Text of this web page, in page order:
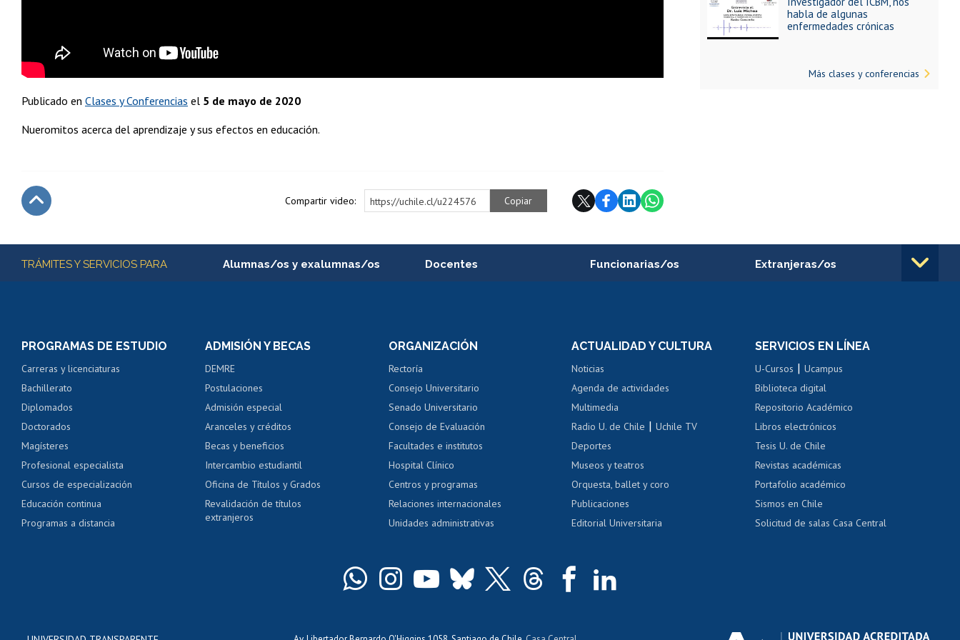
Publicado en Clases y Conferencias el 5 de mayo de 2020
Nueromitos acerca del aprendizaje y sus efectos en educación.
Compartir video: https://uchile.cl/u224576 Copiar
habla de algunas
enfermedades crónicas
Más clases y conferencias
Más información
TRÁMITES Y SERVICIOS PARA Alumnas/os y exalumnas/os
Servicio médico y dental
Pago de arancel y crédito alumnos
Pago de arancel y crédito exalumnos
Certificado de títulos y grados
Docentes
Perfeccionamiento
Evaluación docente
Calificación académica
Postulación al AUCAI
Funcionarias/os
Portal de movilidad interna
Certificado de renta
Certificado de renta
Extranjeras/os
Cursos de español
Mi Uchile Ayuda tecnológica Tarjeta TUI Acoso laboral, sexual y violencia Denuncias administrativas
PROGRAMAS DE ESTUDIO
Carreras y licenciaturas
Bachillerato
Diplomados
Doctorados
Magísteres
Profesional especialista
Cursos de especialización
Educación continua
Programas a distancia
ADMISIÓN Y BECAS
DEMRE
Postulaciones
Admisión especial
Aranceles y créditos
Becas y beneficios
Intercambio estudiantil
Oficina de Títulos y Grados
Revalidación de títulos
extranjeros
ORGANIZACIÓN
Rectoría
Consejo Universitario
Senado Universitario
Consejo de Evaluación
Facultades e institutos
Hospital Clínico
Centros y programas
Relaciones internacionales
Unidades administrativas
ACTUALIDAD Y CULTURA
Noticias
Agenda de actividades
Multimedia
Radio U. de Chile |Uchile TV
Deportes
Museos y teatros
Orquesta, ballet y coro
Publicaciones
Editorial Universitaria
SERVICIOS EN LÍNEA
U-Cursos |Ucampus
Biblioteca digital
Repositorio Académico
Libros electrónicos
Tesis U. de Chile
Revistas académicas
Portafolio académico
Sismos en Chile
Solicitud de salas Casa Central